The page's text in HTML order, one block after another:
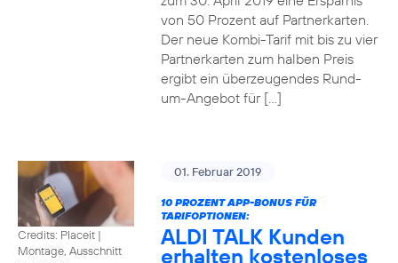
von 50 Prozent auf Partnerkarten.
Der neue Kombi-Tarif mit bis zu vier
Partnerkarten zum halben Preis
ergibt ein überzeugendes Rund-
um-Angebot für […]
Credits: Placeit |
Montage, Ausschnitt
01. Februar 2019
10 PROZENT APP-BONUS FÜR
TARIFOPTIONEN:
ALDI TALK Kunden
erhalten kostenloses